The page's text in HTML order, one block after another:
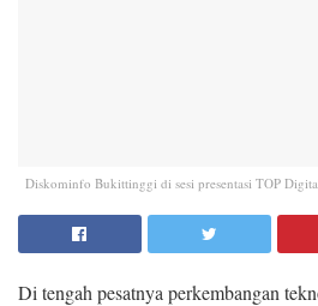
Diskominfo Bukittinggi di sesi presentasi TOP
Di tengah pesatnya perkembangan